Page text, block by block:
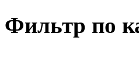
Фильтр по